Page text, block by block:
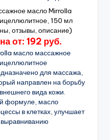
масло Mirrolla
150 мл
отзывы, описание)
от: 192 руб.
масло массажное
для массажа,
направлен на борьбу
вида кожи.
формуле, масло
в клетках, улучшает
выравниванию